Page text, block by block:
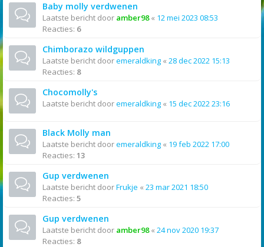
Baby molly verdwenen
Laatste bericht door amber98« 12 mei 2023 08:53
Reacties: 6
Chimborazo wildguppen
Laatste bericht dooremeraldking « 28 dec 2022 15:13
Reacties: 8
Chocomolly's
Laatste bericht dooremeraldking « 15 dec 2022 23:16
Black Molly man
Laatste bericht dooremeraldking « 19 feb 2022 17:00
Reacties: 13
Gup verdwenen
Laatste bericht doorFrukje « 23 mar 2021 18:50
Reacties: 5
Gup verdwenen
Laatste bericht door amber98« 24 nov 2020 19:37
Reacties: 8